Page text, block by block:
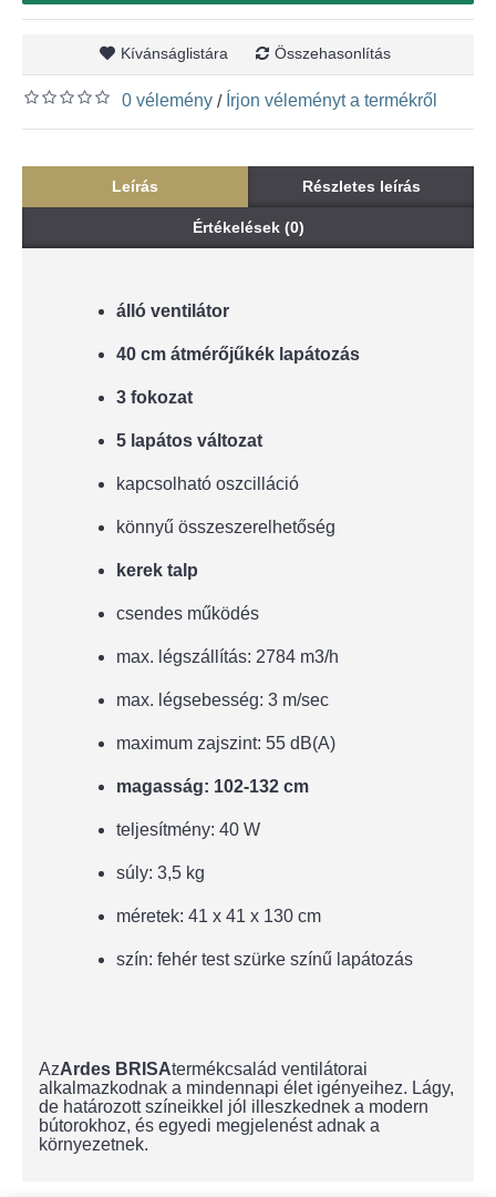
Kívánságlistára Összehasonlítás
0 vélemény / Írjon véleményt a termékről
Leírás Részletes leírás
Értékelések (0)
álló ventilátor
40 cm átmérőjűkék lapátozás
3 fokozat
5 lapátos változat
kapcsolható oszcilláció
könnyű összeszerelhetőség
kerek talp
csendes működés
max. légszállítás: 2784 m3/h
max. légsebesség: 3 m/sec
maximum zajszint: 55 dB(A)
magasság: 102-132 cm
teljesítmény: 40 W
súly: 3,5 kg
méretek: 41 x 41 x 130 cm
szín: fehér test szürke színű lapátozás
AzArdes BRISAtermékcsalád ventilátorai
alkalmazkodnak a mindennapi élet igényeihez. Lágy,
de határozott színeikkel jól illeszkednek a modern
bútorokhoz, és egyedi megjelenést adnak a
környezetnek.